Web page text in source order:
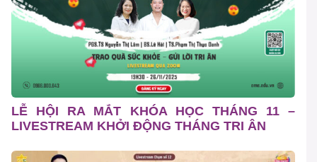
LỄ HỘI RA MẮT KHÓA HỌC THÁNG 11 –
LIVESTREAM KHỞI ĐỘNG THÁNG TRI ÂN